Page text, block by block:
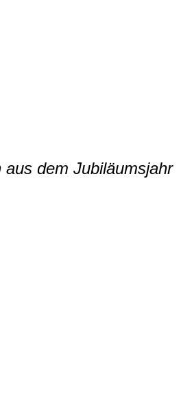
aus dem Jubiläumsjahr